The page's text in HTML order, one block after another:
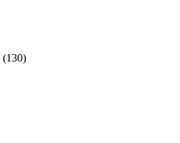
(130)